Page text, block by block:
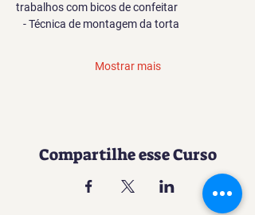
trabalhos com bicos de confeitar
- Técnica de montagem da torta
Mostrar mais
Compartilhe esse Curso